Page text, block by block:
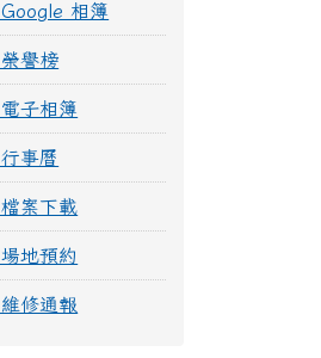
Google 相簿
榮譽榜
電子相簿
行事曆
檔案下載
場地預約
維修通報